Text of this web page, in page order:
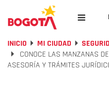
INICIO MI CIUDAD
CONOCE LAS MANZANAS
ASESORÍA Y TRÁMITES